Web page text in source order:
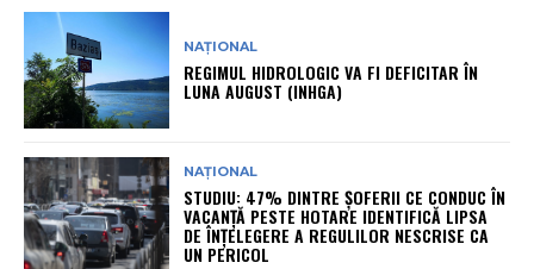
NAȚIONAL
REGIMUL HIDROLOGIC VA FI DEFICITAR ÎN
LUNA AUGUST (INHGA)
NAȚIONAL
STUDIU: 47% DINTRE ȘOFERII CE CONDUC ÎN
VACANȚĂ PESTE HOTARE IDENTIFICĂ LIPSA
DE ÎNȚELEGERE A REGULILOR NESCRISE CA
UN PERICOL